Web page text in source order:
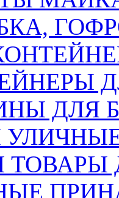
ДЛЯ
ТОВАРЫ